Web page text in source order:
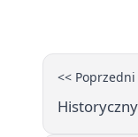
<< Poprzedni